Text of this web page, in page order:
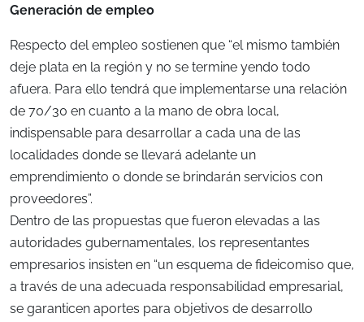
Generación de empleo
Respecto del empleo sostienen que “el mismo también
deje plata en la región y no se termine yendo todo
afuera. Para ello tendrá que implementarse una relación
de 70/30 en cuanto a la mano de obra local,
indispensable para desarrollar a cada una de las
localidades donde se llevará adelante un
emprendimiento o donde se brindarán servicios con
proveedores”.
Dentro de las propuestas que fueron elevadas a las
autoridades gubernamentales, los representantes
empresarios insisten en “un esquema de fideicomiso que,
a través de una adecuada responsabilidad empresarial,
se garanticen aportes para objetivos de desarrollo